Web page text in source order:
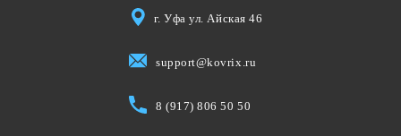
г. Уфа ул. Айская 46
support@kovrix.ru
8 (917) 806 50 50